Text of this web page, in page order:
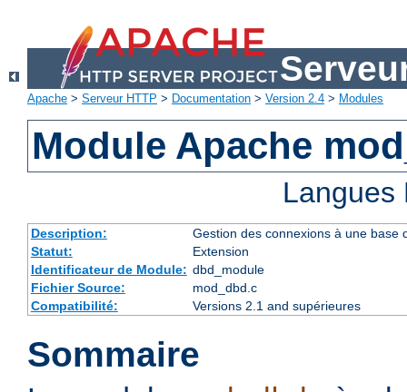
Apache > Serveur HTTP > Documentation > Version 2.4 > Modules
Module Apache
Description:
Gestion des connexions à une base
Statut:
Extension
Identificateur de Module: dbd_module
Fichier Source:
mod_dbd.c
Compatibilité:
Versions 2.1 and supérieures
Sommaire